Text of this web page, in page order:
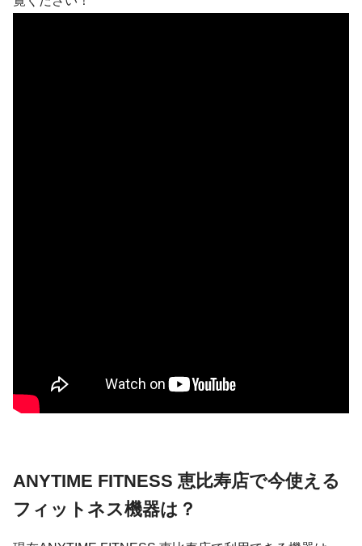
ANYTIME FITNESS 恵比寿店で今使える
フィットネス機器は？